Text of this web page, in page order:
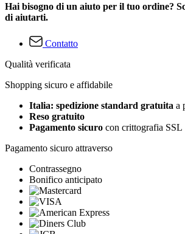
Hai bisogno di un aiuto per il tuo ordine?
di aiutarti.
Contatto
Qualità verificata
Shopping sicuro e affidabile
Italia: spedizione standard gratuita a
Reso gratuito
Pagamento sicuro con crittografia SSL
Pagamento sicuro attraverso
Contrassegno
Bonifico anticipato